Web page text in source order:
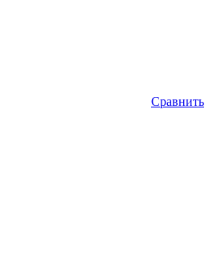
Сравнить